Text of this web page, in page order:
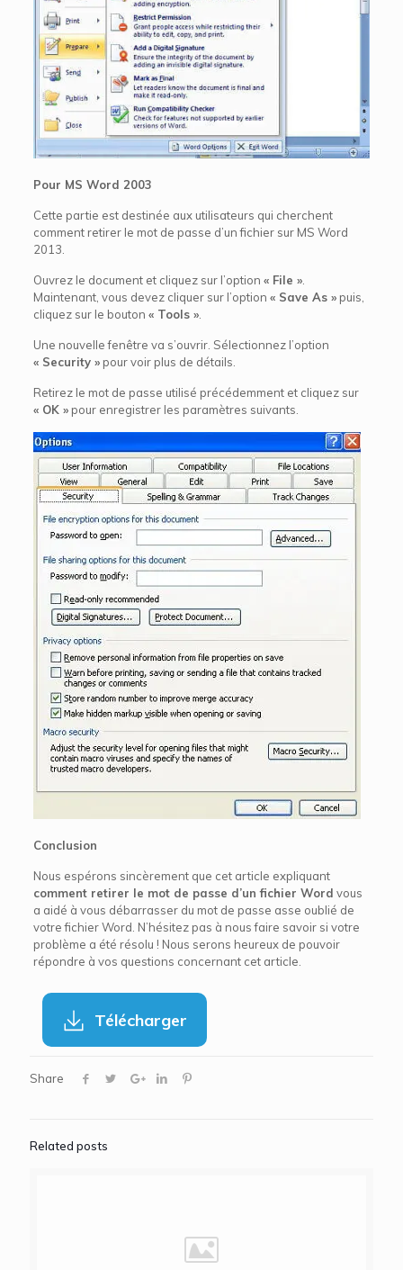
Pour MS Word 2003
Cette partie est destinée aux utilisateurs qui cherchent
comment retirer le mot de passe d’un fichier sur MS Word
2013.
Ouvrez le document et cliquez sur l’option « File ».
Maintenant, vous devez cliquer sur l’option « Save As »puis,
cliquez sur le bouton « Tools ».
Une nouvelle fenêtre va s’ouvrir. Sélectionnez l’option
« Security »pour voir plus de détails.
Retirez le mot de passe utilisé précédemment et cliquez sur
« OK »pour enregistrer les paramètres suivants.
Conclusion
Nous espérons sincèrement que cet article expliquant
comment retirer le mot de passe d’un fichier Word vous
a aidé à vous débarrasser du mot de passe asse oublié de
votre fichier Word. N’hésitez pas à nous faire savoir si votre
problème a été résolu ! Nous serons heureux de pouvoir
répondre à vos questions concernant cet article.
Télécharger
Share
Related posts